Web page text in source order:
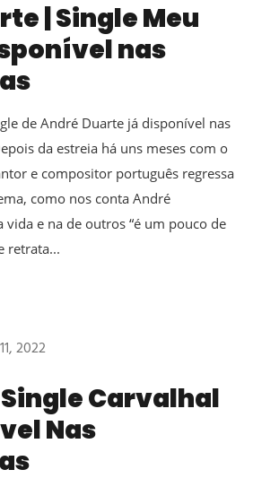
| Single Meu
nas
de André Duarte já disponível nas
da estreia há uns meses com o
e compositor português regressa
como nos conta André
vida e na de outros “é um pouco de
retrata...
2022
Carvalhal
Nas